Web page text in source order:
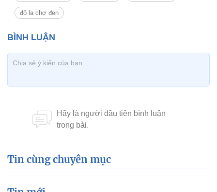
đô la chợ đen
Tin cùng chuyên mục